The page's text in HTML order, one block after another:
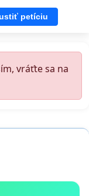
petíciu
vráťte sa na